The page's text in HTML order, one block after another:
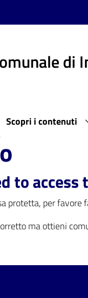
di
Scopri i contenuti
to access
protetta, per favore
ma ottieni